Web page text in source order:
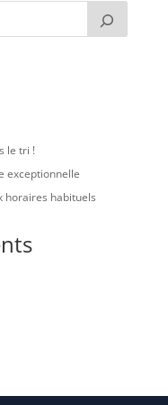
le tri !
exceptionnelle
horaires habituels